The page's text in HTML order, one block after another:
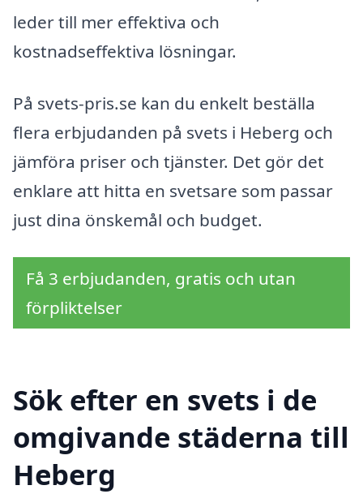
leder till mer effektiva och
kostnadseffektiva lösningar.
På svets-pris.se kan du enkelt beställa
flera erbjudanden på svets i Heberg och
jämföra priser och tjänster. Det gör det
enklare att hitta en svetsare som passar
just dina önskemål och budget.
Få 3 erbjudanden, gratis och utan
förpliktelser
Sök efter en svets i de
omgivande städerna till
Heberg